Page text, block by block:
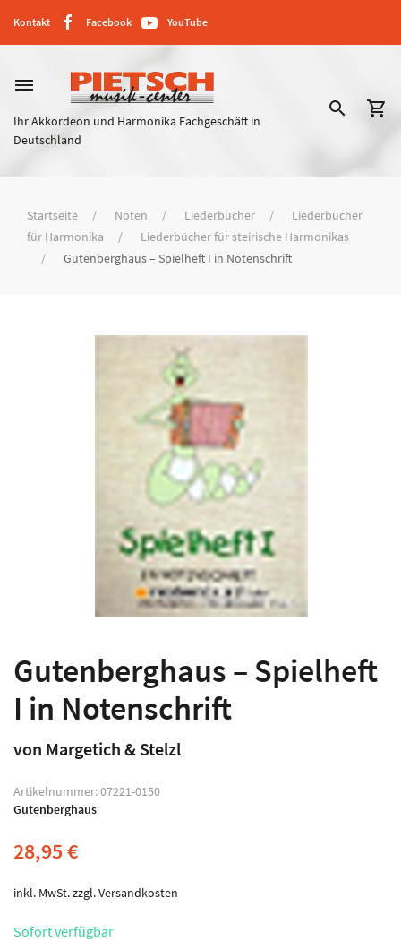
Kontakt Facebook YouTube
dehaze
Ihr Akkordeon und Harmonika Fachgeschäft in
Deutschland
search shopping_cart
Startseite Noten Liederbücher
Liederbücher
für Harmonika
Liederbücher für steirische Harmonikas
Gutenberghaus – Spielheft I in Notenschrift
Gutenberghaus – Spielheft
I in Notenschrift
von Margetich & Stelzl
Artikelnummer:07221-0150
Gutenberghaus
28,95€
inkl. MwSt.zzgl.Versandkosten
Sofort verfügbar